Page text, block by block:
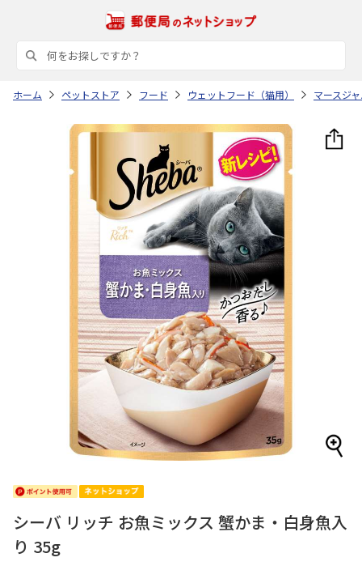
ホーム ペットストア フード ウェットフード（猫用） マースジ
シーバ リッチ お魚ミックス 蟹かま・白身魚入
り 35g